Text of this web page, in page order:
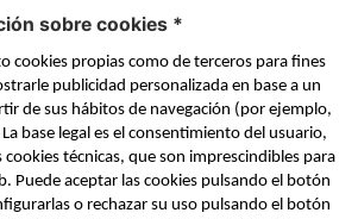
EN